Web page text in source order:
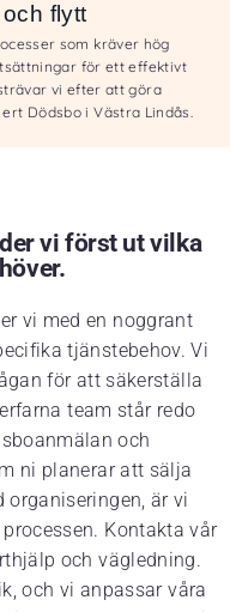
flytt
som kräver hög
för ett effektivt
vi efter att göra
Dödsbo i Västra Lindås.
vi först ut vilka
vi med en noggrant
tjänstebehov. Vi
för att säkerställa
team står redo
och
ni planerar att sälja
organiseringen, är vi
Kontakta vår
och vägledning.
och vi anpassar våra